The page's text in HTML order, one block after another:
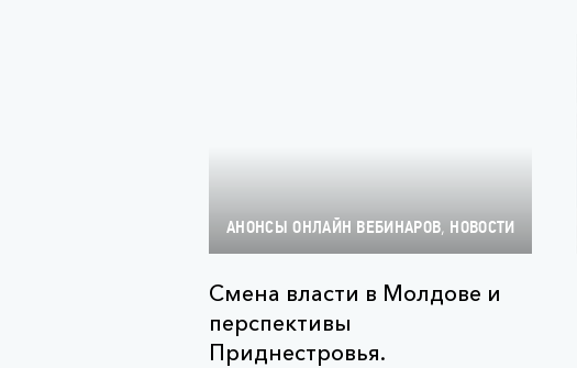
АНОНСЫ ОНЛАЙН ВЕБИНАРОВ, НОВОСТИ
Смена власти в Молдове и
перспективы
Приднестровья.